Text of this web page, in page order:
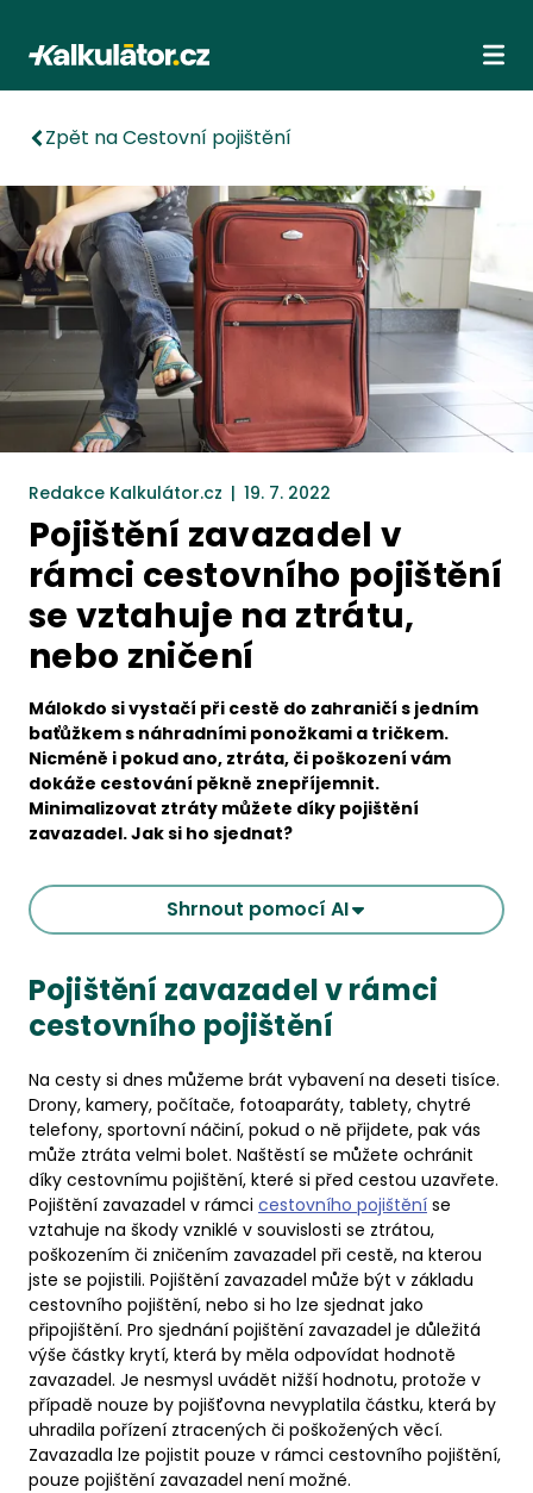
Kalkulátor.cz
Zpět na Cestovní pojištění
Redakce Kalkulátor.cz | 19. 7. 2022
Pojištění zavazadel v
rámci cestovního pojištění
se vztahuje na ztrátu,
nebo zničení
Málokdo si vystačí při cestě do zahraničí s jedním
baťůžkem s náhradními ponožkami a tričkem.
Nicméně i pokud ano, ztráta, či poškození vám
dokáže cestování pěkně znepříjemnit.
Minimalizovat ztráty můžete díky pojištění
zavazadel. Jak si ho sjednat?
Shrnout pomocí AI
Pojištění zavazadel v rámci
cestovního pojištění
Na cesty si dnes můžeme brát vybavení na deseti tisíce.
Drony, kamery, počítače, fotoaparáty, tablety, chytré
telefony, sportovní náčiní, pokud o ně přijdete, pak vás
může ztráta velmi bolet. Naštěstí se můžete ochránit
díky cestovnímu pojištění, které si před cestou uzavřete.
Pojištění zavazadel v rámci cestovního pojištění se
vztahuje na škody vzniklé v souvislosti se ztrátou,
poškozením či zničením zavazadel při cestě, na kterou
jste se pojistili. Pojištění zavazadel může být v základu
cestovního pojištění, nebo si ho lze sjednat jako
připojištění. Pro sjednání pojištění zavazadel je důležitá
výše částky krytí, která by měla odpovídat hodnotě
zavazadel. Je nesmysl uvádět nižší hodnotu, protože v
případě nouze by pojišťovna nevyplatila částku, která by
uhradila pořízení ztracených či poškožených věcí.
Zavazadla lze pojistit pouze v rámci cestovního pojištění,
pouze pojištění zavazadel není možné.